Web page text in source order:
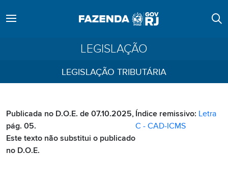
LEGISLAÇÃO
LEGISLAÇÃO TRIBUTÁRIA
Publicada no D.O.E. de 07.10.2025,
pág. 05.
Este texto não substitui o publicado
no D.O.E.
Índice remissivo: Letra
C - CAD-ICMS